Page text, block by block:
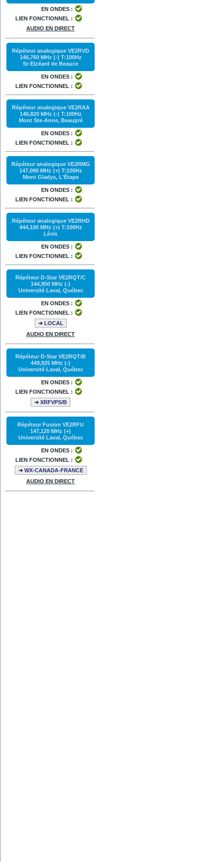
EN ONDES :
LIEN FONCTIONNEL :
AUDIO EN DIRECT
Répéteur analogique VE2RVD
146,760 MHz (-) T:100Hz
St-Elzéard de Beauce
EN ONDES :
LIEN FONCTIONNEL :
Répéteur analogique VE2RAA
146,820 MHz (-) T:100Hz
Mont Ste-Anne, Beaupré
EN ONDES :
LIEN FONCTIONNEL :
Répéteur analogique VE2RMG
147,090 MHz (+) T:100Hz
Mont Gladys, L'Étape
EN ONDES :
LIEN FONCTIONNEL :
Répéteur analogique VE2RHD
444,100 MHz (+) T:100Hz
Lévis
EN ONDES :
LIEN FONCTIONNEL :
Répéteur D-Star VE2RQT/C
144,950 MHz (-)
Université Laval, Québec
EN ONDES :
LIEN FONCTIONNEL :
➜ LOCAL
AUDIO EN DIRECT
Répéteur D-Star VE2RQT/B
449,925 MHz (-)
Université Laval, Québec
EN ONDES :
LIEN FONCTIONNEL :
➜ XRFVPS/B
Répéteur Fusion VE2RFU
147,120 MHz (+)
Université Laval, Québec
EN ONDES :
LIEN FONCTIONNEL :
➜ WX-CANADA-FRANCE
AUDIO EN DIRECT